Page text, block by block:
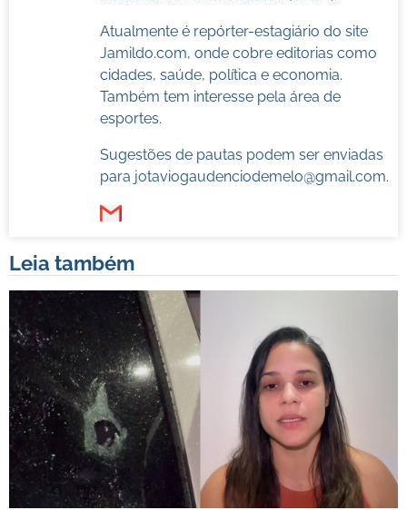
Atualmente é repórter-estagiário do site
Jamildo.com, onde cobre editorias como
cidades, saúde, política e economia.
Também tem interesse pela área de
esportes.
Sugestões de pautas podem ser enviadas
para jotaviogaudenciodemelo@gmail.com.
Leia também